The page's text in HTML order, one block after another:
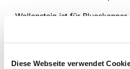
Diese Webseite verwendet
Wallenstein ist für
musikalischen „Legende“
wie auf großen Bühnen wird er